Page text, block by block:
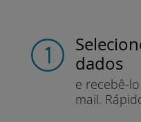
dados
e recebê-
mail.